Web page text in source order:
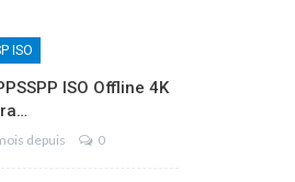
ISO
ISO Offline 4K
depuis 0